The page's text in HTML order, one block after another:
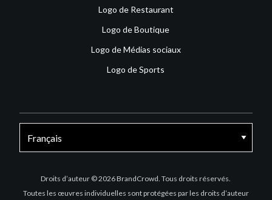
Logo de Restaurant
Logo de Boutique
Logo de Médias sociaux
Logo de Sports
Droits d’auteur © 2026 BrandCrowd. Tous droits réservés.
Toutes les œuvres individuelles sont protégées par les droits d’auteur